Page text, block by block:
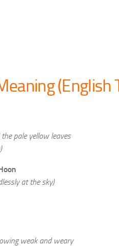
(English
pale yellow leaves
at the sky)
weak and weary